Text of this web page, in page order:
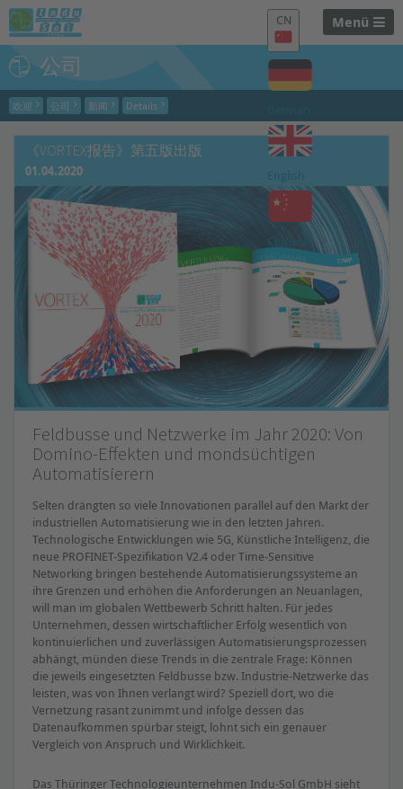
Menü
CN
Chinese
公司
欢迎 公司 新闻 Details
《VORTEX报告》第五版出版
01.04.2020
Feldbusse und Netzwerke im Jahr 2020: Von
Domino-Effekten und mondsüchtigen
Automatisierern
Selten drängten so viele Innovationen parallel auf den Markt der
industriellen Automatisierung wie in den letzten Jahren.
Technologische Entwicklungen wie 5G, Künstliche Intelligenz, die
neue PROFINET-Spezifikation V2.4 oder Time-Sensitive
Networking bringen bestehende Automatisierungssysteme an
ihre Grenzen und erhöhen die Anforderungen an Neuanlagen,
will man im globalen Wettbewerb Schritt halten. Für jedes
Unternehmen, dessen wirtschaftlicher Erfolg wesentlich von
kontinuierlichen und zuverlässigen Automatisierungsprozessen
abhängt, münden diese Trends in die zentrale Frage: Können
die jeweils eingesetzten Feldbusse bzw. Industrie-Netzwerke das
leisten, was von Ihnen verlangt wird? Speziell dort, wo die
Vernetzung rasant zunimmt und infolge dessen das
Datenaufkommen spürbar steigt, lohnt sich ein genauer
Vergleich von Anspruch und Wirklichkeit.
Das Thüringer Technologieunternehmen Indu-Sol GmbH sieht